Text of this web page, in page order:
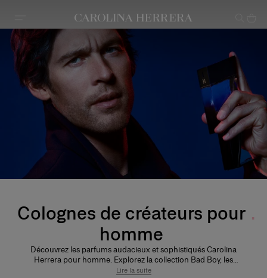
Avis d'accessibilité (lien)
Colognes de créateurs pour
homme
Découvrez les parfums audacieux et sophistiqués Carolina
Herrera pour homme. Explorez la collection Bad Boy, les
parfums CH et les éditions Carolina Herrera 212.
Lire la suite